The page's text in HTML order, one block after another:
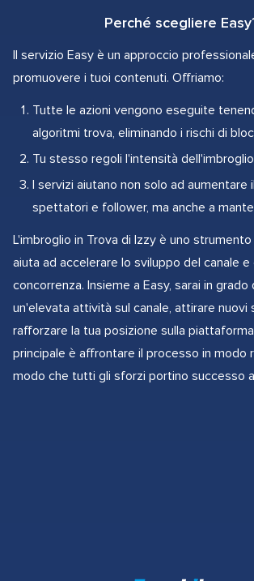
Perché scegliere
Il servizio Easy è un approccio
promuovere i tuoi contenuti. Offriamo:
Tutte le azioni vengono eseguite
algoritmi trova, eliminando i rischi di
Tu stesso regoli l'intensità
I servizi aiutano non solo ad aumentare
spettatori e follower, ma anche a
L'imbroglio in Trova di Izzy è uno
aiuta ad accelerare lo sviluppo del canale
concorrenza. Insieme a Easy, sarai in grado
un'elevata attività sul canale, attirare
rafforzare la tua posizione sulla
principale è affrontare il processo in modo
modo che tutti gli sforzi portino successo